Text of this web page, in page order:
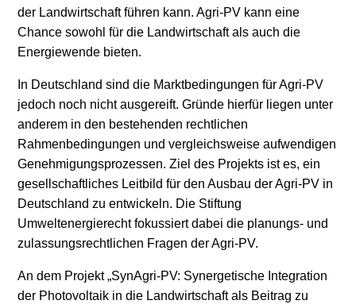
Schriften zum
Umweltenergierecht
der Landwirtschaft führen kann. Agri-PV kann eine
Chance sowohl für die Landwirtschaft als auch die
Energiewende bieten.
In Deutschland sind die Marktbedingungen für Agri-PV
jedoch noch nicht ausgereift. Gründe hierfür liegen unter
anderem in den bestehenden rechtlichen
Rahmenbedingungen und vergleichsweise aufwendigen
Genehmigungsprozessen. Ziel des Projekts ist es, ein
gesellschaftliches Leitbild für den Ausbau der Agri-PV in
Deutschland zu entwickeln. Die Stiftung
Umweltenergierecht fokussiert dabei die planungs- und
zulassungsrechtlichen Fragen der Agri-PV.
An dem Projekt „SynAgri-PV: Synergetische Integration
der Photovoltaik in die Landwirtschaft als Beitrag zu